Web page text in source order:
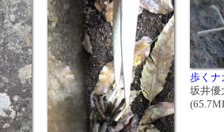
歩くナ
坂井優